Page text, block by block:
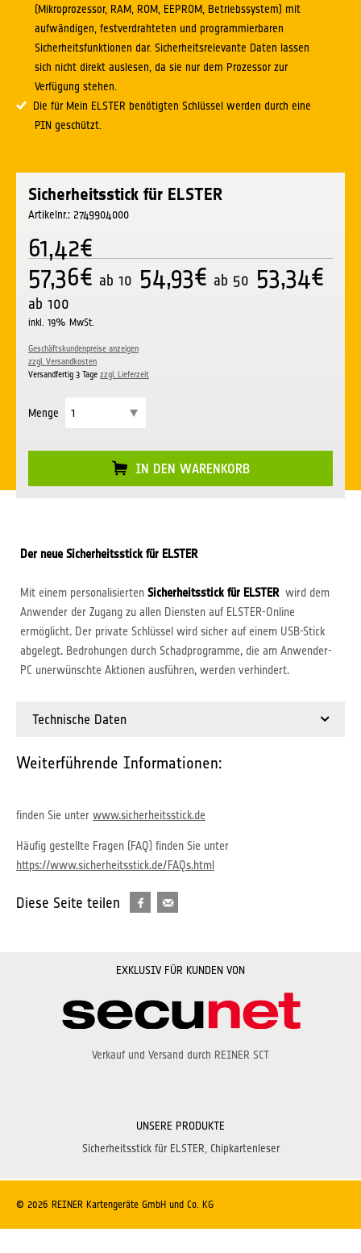
(Mikroprozessor, RAM, ROM, EEPROM, Betriebssystem) mit
aufwändigen, festverdrahteten und programmierbaren
Sicherheitsfunktionen dar. Sicherheitsrelevante Daten lassen
sich nicht direkt auslesen, da sie nur dem Prozessor zur
Verfügung stehen.
Die für Mein ELSTER benötigten Schlüssel werden durch eine
PIN geschützt.
Sicherheitsstick für ELSTER
Artikelnr.: 2749904000
61,42€
57,36€ ab 10 54,93€ ab 50 53,34€
ab 100
inkl. 19% MwSt.
Geschäftskundenpreise anzeigen
zzgl. Versandkosten
Versandfertig 3 Tage zzgl. Lieferzeit
Menge
IN DEN WARENKORB
Der neue Sicherheitsstick für ELSTER
Mit einem personalisierten Sicherheitsstick für ELSTER wird dem
Anwender der Zugang zu allen Diensten auf ELSTER-Online
ermöglicht. Der private Schlüssel wird sicher auf einem USB-Stick
abgelegt. Bedrohungen durch Schadprogramme, die am Anwender-
PC unerwünschte Aktionen ausführen, werden verhindert.
Technische Daten
Weiterführende Informationen:
finden Sie unter www.sicherheitsstick.de
Häufig gestellte Fragen (FAQ) finden Sie unter
https://www.sicherheitsstick.de/FAQs.html
Diese Seite teilen
EXKLUSIV FÜR KUNDEN VON
Verkauf und Versand durch REINER SCT
UNSERE PRODUKTE
Sicherheitsstick für ELSTER Chipkartenleser
© 2026 REINER Kartengeräte GmbH und Co. KG